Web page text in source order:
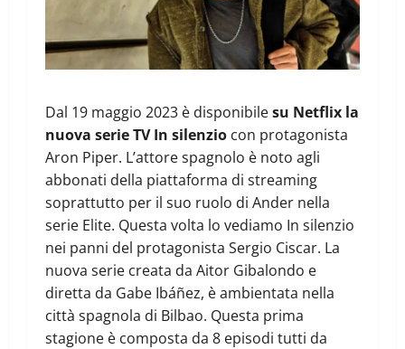
Dal 19 maggio 2023 è disponibilesu Netflix la
nuova serie TV In silenzio con protagonista
Aron Piper. L’attore spagnolo è noto agli
abbonati della piattaforma di streaming
soprattutto per il suo ruolo di Ander nella
serie Elite. Questa volta lo vediamo In silenzio
nei panni del protagonista Sergio Ciscar. La
nuova serie creata da Aitor Gibalondo e
diretta da Gabe Ibáñez, è ambientata nella
città spagnola di Bilbao. Questa prima
stagione è composta da 8 episodi tutti da